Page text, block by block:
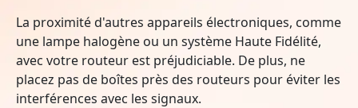
La proximité d'autres appareils électroniques, comme
une lampe halogène ou un système Haute Fidélité,
avec votre routeur est préjudiciable. De plus, ne
placez pas de boîtes près des routeurs pour éviter les
interférences avec les signaux.